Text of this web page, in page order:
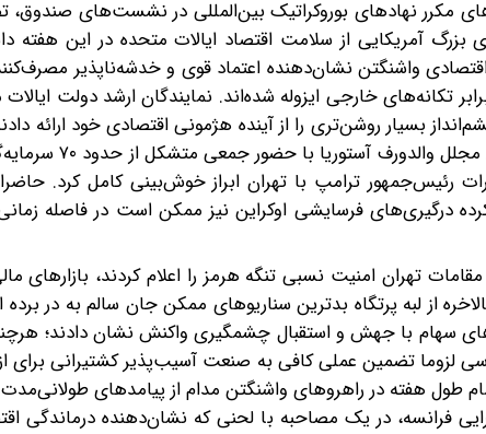
مکرر نهادهای بوروکراتیک بین‌المللی در نشست‌های صندوق،
آمریکایی از سلامت اقتصاد ایالات متحده در این
واشنگتن نشان‌دهنده اعتماد قوی و خدشه‌ناپذیر
تکانه‌های خارجی ایزوله شده‌اند. نمایندگان ارشد دولت
بسیار روشن‌تری را از آینده هژمونی اقتصادی خود ارائه
در یک ضیافت شام
رئیس‌جمهور ترامپ با تهران ابراز خوش‌بینی کامل کرد.
درگیری‌های فرسایشی اوکراین نیز ممکن است در فاصله
تهران امنیت نسبی تنگه هرمز را اعلام کردند، بازارهای
از لبه پرتگاه بدترین سناریوهای ممکن جان سالم به در
سهام با جهش و استقبال چشمگیری واکنش نشان دادند؛
لزوما تضمین عملی کافی به صنعت آسیب‌پذیر کشتیرانی برای
طول هفته در راهروهای واشنگتن مدام از پیامدهای
فرانسه، در یک مصاحبه با لحنی که نشان‌دهنده درماندگی